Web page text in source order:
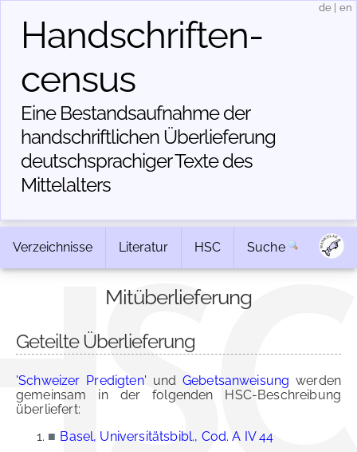
Handschriften­
census
Eine Bestandsaufnahme der
handschriftlichen Über­lieferung
deutschsprachiger Texte des
Mittelalters
de en
Verzeichnisse Literatur HSC Suche
Mitüberlieferung
Geteilte Überlieferung
'Schweizer Predigten' und Gebetsanweisung werden
gemeinsam in der folgenden HSC-Beschreibung
überliefert:
■ Basel, Universitätsbibl., Cod. A IV 44